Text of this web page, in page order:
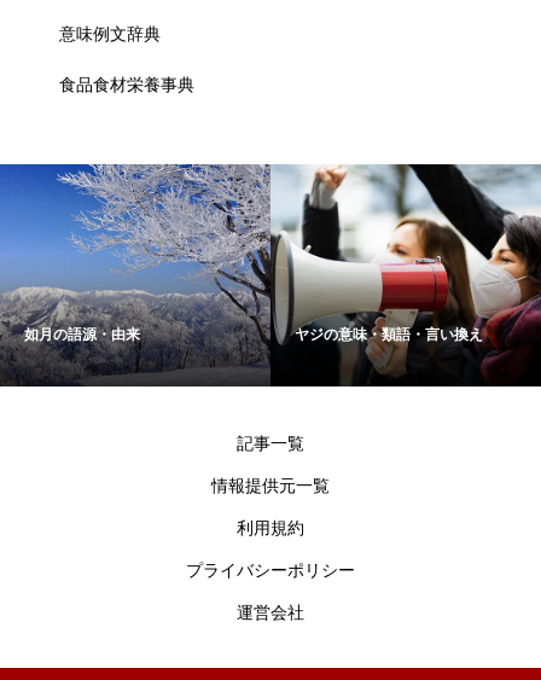
意味例文辞典
食品食材栄養事典
如月の語源・由来 ヤジの意味・類語・言い換え
記事一覧
情報提供元一覧
利用規約
プライバシーポリシー
運営会社